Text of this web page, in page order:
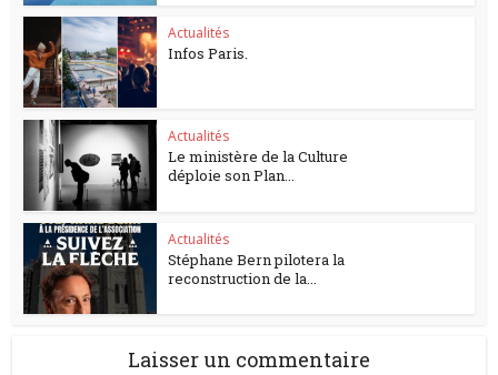
Actualités
Infos Paris.
Actualités
Le ministère de la Culture
déploie son Plan...
Actualités
Stéphane Bern pilotera la
reconstruction de la...
Laisser un commentaire